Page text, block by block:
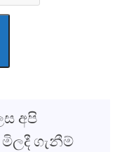
අපි
ගැනීම්